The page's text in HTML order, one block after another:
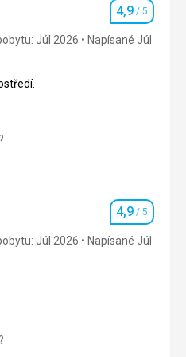
Hodnotenie
4,9 / 5
Júl 2026
Napísané Júl
5,0/ 5
5,0/ 5
bylo velmi čisté.Viděli jsme
Hodnotenie
4,9 / 5
Júl 2026
Napísané Júl